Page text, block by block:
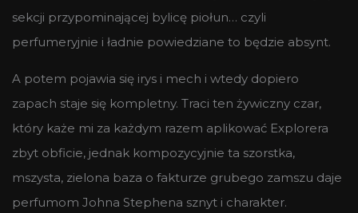
sekcji przypominającej bylicę piołun… czyli
perfumeryjnie i ładnie powiedziane to będzie absynt.
A potem pojawia się irys i mech i wtedy dopiero
zapach staje się kompletny. Traci ten żywiczny czar,
który każe mi za każdym razem aplikować Explorera
zbyt obficie, jednak kompozycyjnie ta szorstka,
mszysta, zielona baza o fakturze grubego zamszu daje
perfumom Johna Stephena sznyt i charakter.